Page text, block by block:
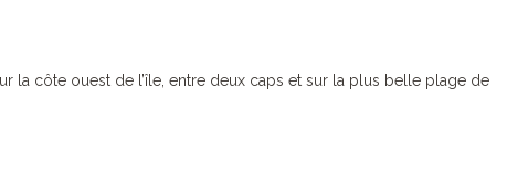
la côte ouest de l’île, entre deux caps et sur la plus belle plage de